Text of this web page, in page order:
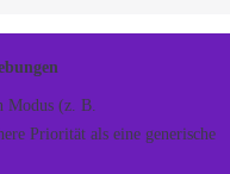
Modus (z. B.
Priorität als eine generische